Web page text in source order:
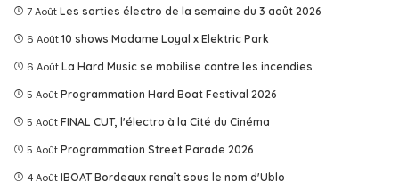
7 Août Les sorties électro de la semaine du 3 août 2026
6 Août 10 shows Madame Loyal x Elektric Park
6 Août La Hard Music se mobilise contre les incendies
5 Août Programmation Hard Boat Festival 2026
5 Août FINAL CUT, l'électro à la Cité du Cinéma
5 Août Programmation Street Parade 2026
4 Août IBOAT Bordeaux renaît sous le nom d'Ublo